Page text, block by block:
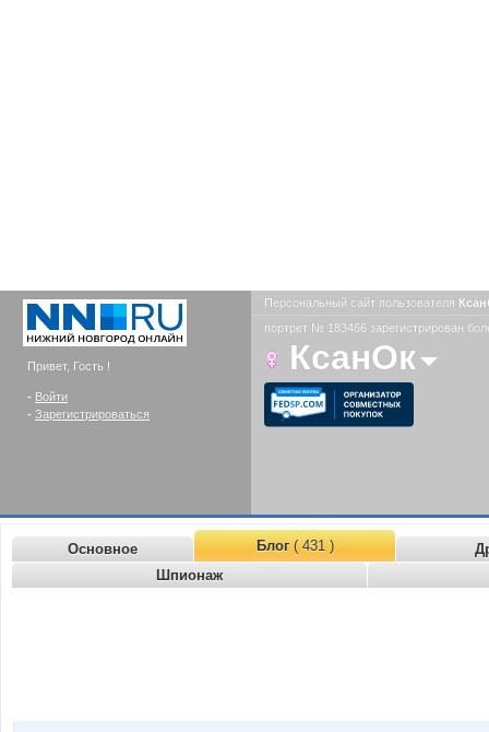
Привет, Гость !
- Войти
- Зарегистрироваться
Персональный сайт пользователя
портрет № 183466 зарегистрирован
КсанОк
Основное Блог( 431 )
Шпионаж